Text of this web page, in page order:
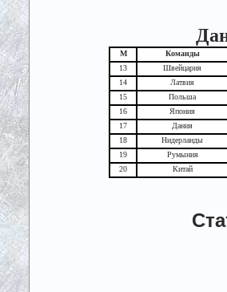
М
Команды
13
Швейцария
14
Латвия
15
Польша
16
Япония
17
Дания
18
Нидерланды
19
Румыния
20
Китай